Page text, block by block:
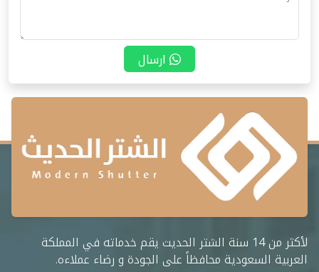
ارسال
لأكثر من 14 سنة الشتر الحديث يقم خدماته في المملكة
العربية السعودية محافظاً على الجودة و رضاء عملاءه.